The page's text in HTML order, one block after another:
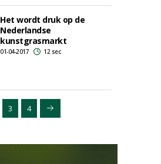
Het wordt druk op de
Nederlandse
kunstgrasmarkt
01-04-2017 12 sec
3 4